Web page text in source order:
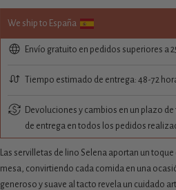
We ship to España
Envío gratuito en pedidos superiores a
Tiempo estimado de entrega: 48-72
Devoluciones y cambios en un plazo de
de entrega en todos los pedidos
Las servilletas de lino Selena aportan un
mesa, convirtiendo cada comida en una
generoso y suave al tacto revela un cuidado